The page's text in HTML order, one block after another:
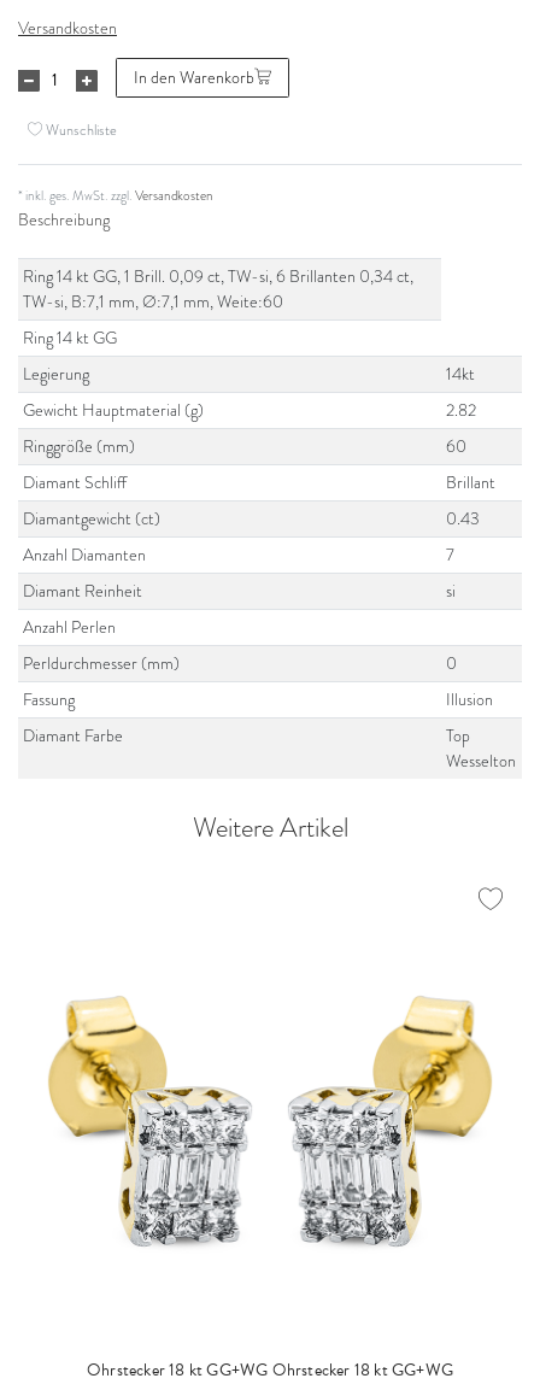
Versandkosten
In den Warenkorb
Wunschliste
* inkl. ges. MwSt. zzgl.Versandkosten
Beschreibung
Ring 14 kt GG, 1 Brill. 0,09 ct, TW-si, 6 Brillanten 0,34 ct,
TW-si, B:7,1 mm, Ø:7,1 mm, Weite:60
Ring 14 kt GG
Legierung
14kt
Gewicht Hauptmaterial (g)
2.82
Ringgröße (mm)
60
Diamant Schliff
Brillant
Diamantgewicht (ct)
0.43
Anzahl Diamanten
7
Diamant Reinheit
si
Anzahl Perlen
Perldurchmesser (mm)
0
Fassung
Illusion
Diamant Farbe
Top
Wesselton
Weitere Artikel
Ohrstecker 18 kt GG+WGOhrstecker 18 kt GG+WG